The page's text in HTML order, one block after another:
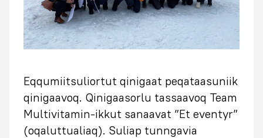
Eqqumiitsuliortut qinigaat peqataasuniik
qinigaavoq. Qinigaasorlu tassaavoq Team
Multivitamin-ikkut sanaavat ”Et eventyr”
(oqaluttualiaq). Suliap tunngavia